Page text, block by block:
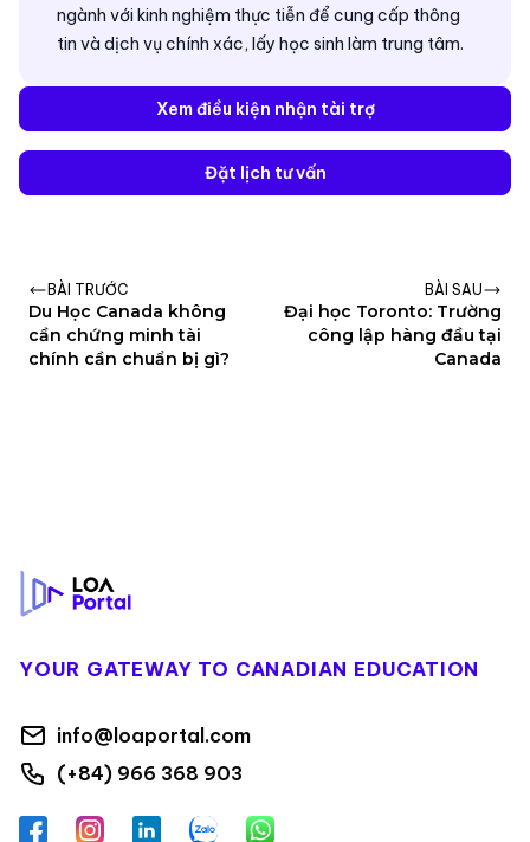
ngành với kinh nghiệm thực tiễn để cung cấp thông
tin và dịch vụ chính xác, lấy học sinh làm trung tâm.
Xem điều kiện nhận tài trợ
Đặt lịch tư vấn
BÀI TRƯỚC
Du Học Canada không
cần chứng minh tài
chính cần chuẩn bị gì?
BÀI SAU
Đại học Toronto: Trường
công lập hàng đầu tại
Canada
YOUR GATEWAY TO CANADIAN EDUCATION
info@loaportal.com
(+84) 966 368 903
FacebookInstagramLinkedInZalo WhatsApp